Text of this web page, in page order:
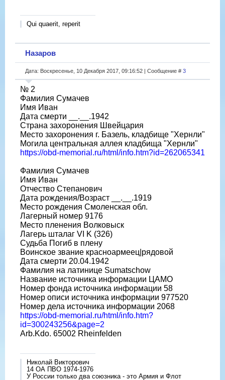
Qui quaerit, reperit
Назаров
Дата: Воскресенье, 10 Декабря 2017, 09:16:52 | Сообщение # 3
№ 2
Фамилия Сумачев
Имя Иван
Дата смерти __.__.1942
Страна захоронения Швейцария
Место захоронения г. Базель, кладбище "Хернли"
Могила центральная аллея кладбища "Хернли"
https://obd-memorial.ru/html/info.htm?id=262065341
Фамилия Сумачев
Имя Иван
Отчество Степанович
Дата рождения/Возраст __.__.1919
Место рождения Смоленская обл.
Лагерный номер 9176
Место пленения Волковыск
Лагерь шталаг VI K (326)
Судьба Погиб в плену
Воинское звание красноармеец|рядовой
Дата смерти 20.04.1942
Фамилия на латинице Sumatschow
Название источника информации ЦАМО
Номер фонда источника информации 58
Номер описи источника информации 977520
Номер дела источника информации 2068
https://obd-memorial.ru/html/info.htm?
id=300243256&page=2
Arb.Kdo. 65002 Rheinfelden
Николай Викторович
14 ОА ПВО 1974-1976
У России только два союзника - это Армия и Флот